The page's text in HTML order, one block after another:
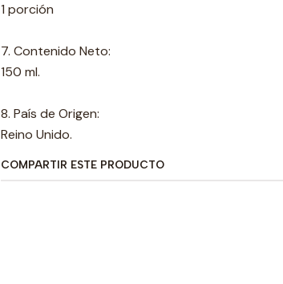
1 porción
7. Contenido Neto:
150 ml.
8. País de Origen:
Reino Unido.
COMPARTIR ESTE PRODUCTO